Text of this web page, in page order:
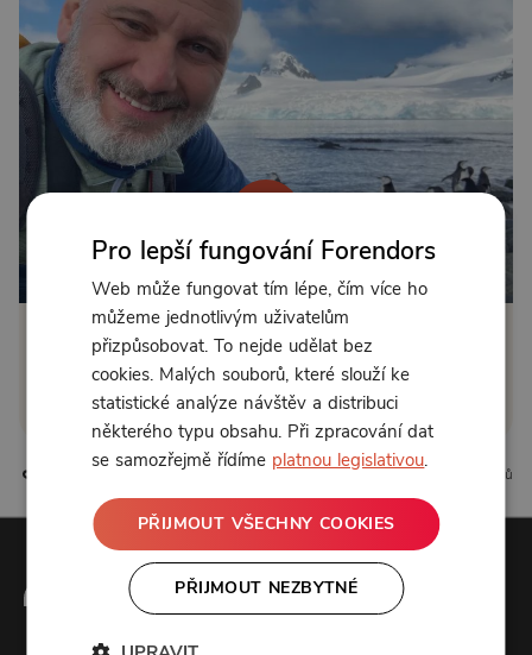
Od 183 Kč měsíčně nebo 175 Kč jednorázově
Zřídit předplatné
Koupit příspěvek
0 líbí 0 komentářů
Pro lepší fungování Forendors
Web může fungovat tím lépe, čím více ho
můžeme jednotlivým uživatelům
přizpůsobovat. To nejde udělat bez
cookies. Malých souborů, které slouží ke
statistické analýze návštěv a distribuci
některého typu obsahu. Při zpracování dat
se samozřejmě řídíme platnou legislativou.
PŘIJMOUT VŠECHNY COOKIES
PŘIJMOUT NEZBYTNÉ